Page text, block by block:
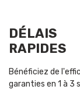
DÉLAIS
RAPIDES
Bénéficiez de
garanties en 1 à 3